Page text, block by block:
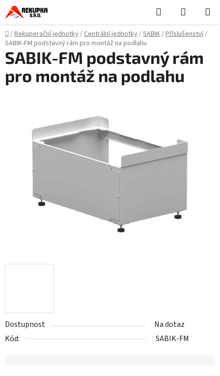
Přejít
na
obsah
Hledat
KOŠÍK
Domů
/Rekuperační jednotky/Centrální jednotky/SABIK/Příslušenství/
SABIK-FM podstavný rám pro montáž na podlahu
Dostupnost
Na dotaz
Kód:
SABIK-FM
SABIK-FM podstavný rám
pro montáž na podlahu